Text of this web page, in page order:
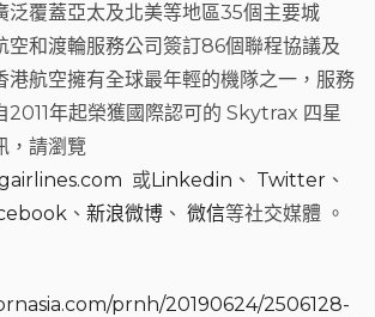
泛覆蓋亞太及北美等地區35個主要城
空和渡輪服務公司簽訂86個聯程協議及
港航空擁有全球最年輕的機隊之一，服務
2011年起榮獲國際認可的 Skytrax 四星
，請瀏覽
或Linkedin 、 Twitter 、
、 新浪微博 、 微信等社交媒體 。
prnh/20190624/2506128-